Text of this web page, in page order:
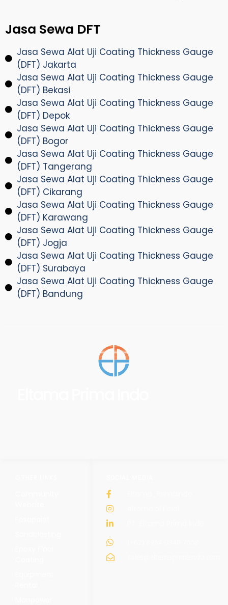
Jasa Sewa DFT
Jasa Sewa Alat Uji Coating Thickness Gauge
(DFT) Jakarta
Jasa Sewa Alat Uji Coating Thickness Gauge
(DFT) Bekasi
Jasa Sewa Alat Uji Coating Thickness Gauge
(DFT) Depok
Jasa Sewa Alat Uji Coating Thickness Gauge
(DFT) Bogor
Jasa Sewa Alat Uji Coating Thickness Gauge
(DFT) Tangerang
Jasa Sewa Alat Uji Coating Thickness Gauge
(DFT) Cikarang
Jasa Sewa Alat Uji Coating Thickness Gauge
(DFT) Karawang
Jasa Sewa Alat Uji Coating Thickness Gauge
(DFT) Jogja
Jasa Sewa Alat Uji Coating Thickness Gauge
(DFT) Surabaya
Jasa Sewa Alat Uji Coating Thickness Gauge
(DFT) Bandung